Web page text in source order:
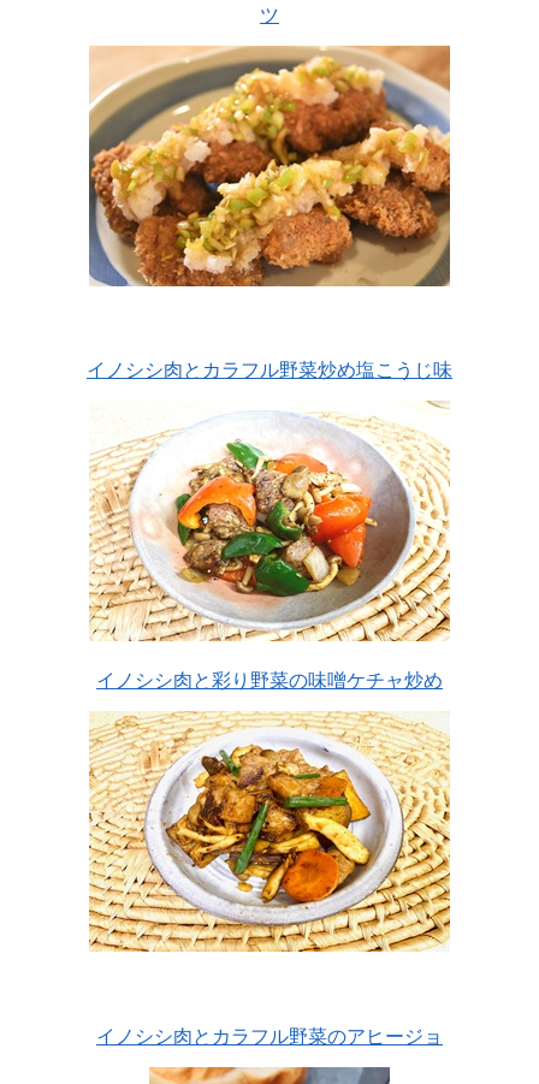
ツ
イノシシ肉とカラフル野菜炒め塩こうじ味
イノシシ肉と彩り野菜の味噌ケチャ炒め
イノシシ肉とカラフル野菜のアヒージョ